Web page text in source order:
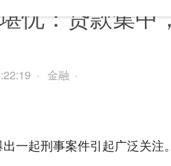
忧：贷款集中
· 金融 ·
一起刑事案件引起广泛关注